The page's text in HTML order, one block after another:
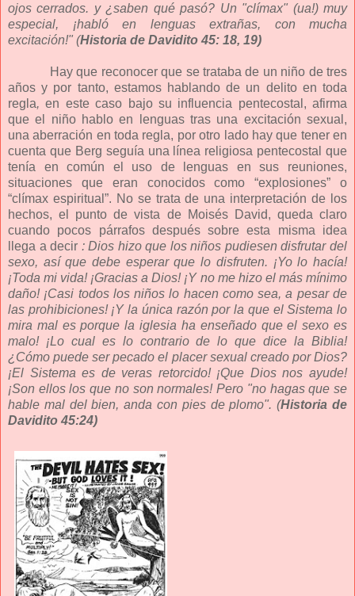
ojos cerrados. y ¿saben qué pasó? Un "clímax" (ua!) muy
especial, ¡habló en lenguas extrañas, con mucha
excitación!" (Historia de Davidito 45: 18, 19)
Hay que reconocer que se trataba de un niño de tres
años y por tanto, estamos hablando de un delito en toda
regla,en este caso bajo su influencia pentecostal, afirma
que el niño hablo en lenguas tras una excitación sexual,
una aberración en toda regla, por otro lado hay que tener en
cuenta que Berg seguía una línea religiosa pentecostal que
tenía en común el uso de lenguas en sus reuniones,
situaciones que eran conocidos como “explosiones” o
“clímax espiritual”. No se trata de una interpretación de los
hechos, el punto de vista de Moisés David, queda claro
cuando pocos párrafos después sobre esta misma idea
llega a decir : Dios hizo que los niños pudiesen disfrutar del
sexo, así que debe esperar que lo disfruten. ¡Yo lo hacía!
¡Toda mi vida! ¡Gracias a Dios! ¡Y no me hizo el más mínimo
daño! ¡Casi todos los niños lo hacen como sea, a pesar de
las prohibiciones! ¡Y la única razón por la que el Sistema lo
mira mal es porque la iglesia ha enseñado que el sexo es
malo! ¡Lo cual es lo contrario de lo que dice la Biblia!
¿Cómo puede ser pecado el placer sexual creado por Dios?
¡El Sistema es de veras retorcido! ¡Que Dios nos ayude!
¡Son ellos los que no son normales! Pero "no hagas que se
hable mal del bien, anda con pies de plomo". (Historia de
Davidito 45:24)